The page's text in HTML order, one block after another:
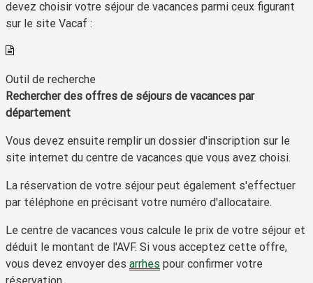
devez choisir votre séjour de vacances parmi ceux figurant
sur le site Vacaf :
Outil de recherche
Rechercher des offres de séjours de vacances par
département
Vous devez ensuite remplir un dossier d'inscription sur le
site internet du centre de vacances que vous avez choisi.
La réservation de votre séjour peut également s'effectuer
par téléphone en précisant votre numéro d'allocataire.
Le centre de vacances vous calcule le prix de votre séjour et
déduit le montant de l'AVF. Si vous acceptez cette offre,
vous devez envoyer des arrhes pour confirmer votre